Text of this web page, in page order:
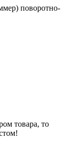
поворотно-
товара, то